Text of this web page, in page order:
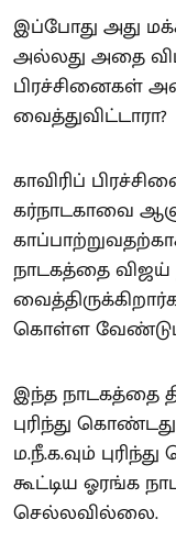
இப்போது அது
அல்லது அதை
பிரச்சினைகள்
வைத்துவிட்டாரா?
காவிரிப்
கர்நாடகாவை
நாடகத்தை விஜய்
கொள்ள
இந்த நாடகத்தை
புரிந்து கொண்டது.
ம.நீ.க.வும்
கூட்டிய ஓரங்க
செல்லவில்லை.